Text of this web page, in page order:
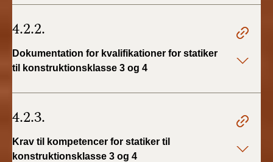
4.2.2.
Dokumentation for kvalifikationer for statiker
til konstruktionsklasse 3 og 4
4.2.3.
Krav til kompetencer for statiker til
konstruktionsklasse 3 og 4